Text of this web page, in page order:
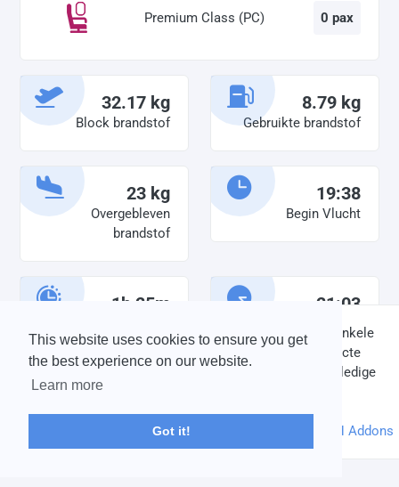
This website uses cookies to ensure you get
the best experience on our website.
Learn more
Got it!
Premium Class (PC) 0 pax
32.17 kg
Block brandstof
8.79 kg
Gebruikte brandstof
23 kg
Overgebleven
brandstof
19:38
Begin Vlucht
1h 25m 21:03
Einde vlucht
DISCLAIMER: V-Bird Virtual Airlines Group kan op geen enkele
wijze aansprakelijkheid aanvaarden voor directe of indirecte
schade die is ontstaan ten gevolge van onjuiste of onvolledige
informatie op deze website.
© 2004 - 2026 V-Bird Virtual Airlines Group |Credits
Powered byphpVMS DH Addons